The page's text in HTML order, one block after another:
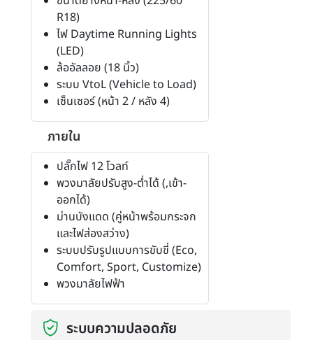
R18)
ไฟ Daytime Running Lights
(LED)
ล้ออัลลอย (18 นิ้ว)
ระบบ VtoL (Vehicle to Load)
เซ็นเซอร์ (หน้า 2 / หลัง 4)
ภายใน
ปลั๊กไฟ 12 โวลท์
พวงมาลัยปรับสูง-ต่ำได้ (,เข้า-
ออกได้)
ม่านบังแดด (คู่หน้าพร้อมกระจก
และไฟส่องสว่าง)
ระบบปรับรูปแบบการขับขี่ (Eco,
Comfort, Sport, Customize)
พวงมาลัยไฟฟ้า
ระบบความปลอดภัย